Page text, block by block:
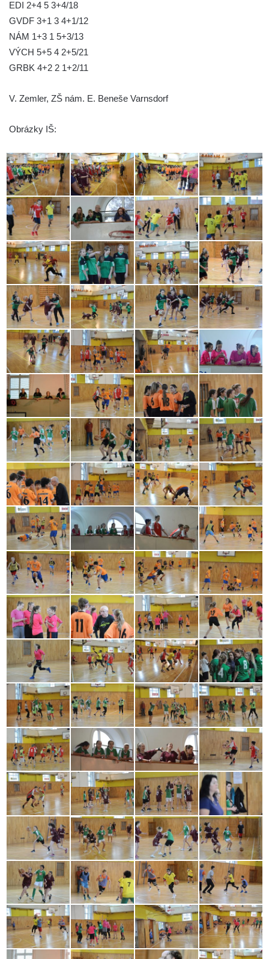
EDI 2+4 5 3+4/18
GVDF 3+1 3 4+1/12
NÁM 1+3 1 5+3/13
VÝCH 5+5 4 2+5/21
GRBK 4+2 2 1+2/11
V. Zemler, ZŠ nám. E. Beneše Varnsdorf
Obrázky IŠ: